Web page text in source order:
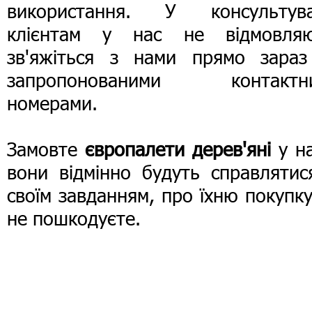
використання. У
клієнтам у нас не
зв'яжіться з нами прямо
запропонованими
номерами.
Замовте європалети дерев'яні у
вони відмінно будуть
своїм завданням, про їхню
не пошкодуєте.